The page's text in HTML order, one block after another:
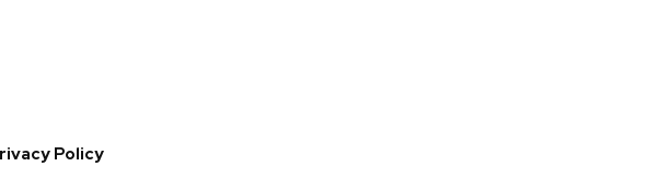
Policy